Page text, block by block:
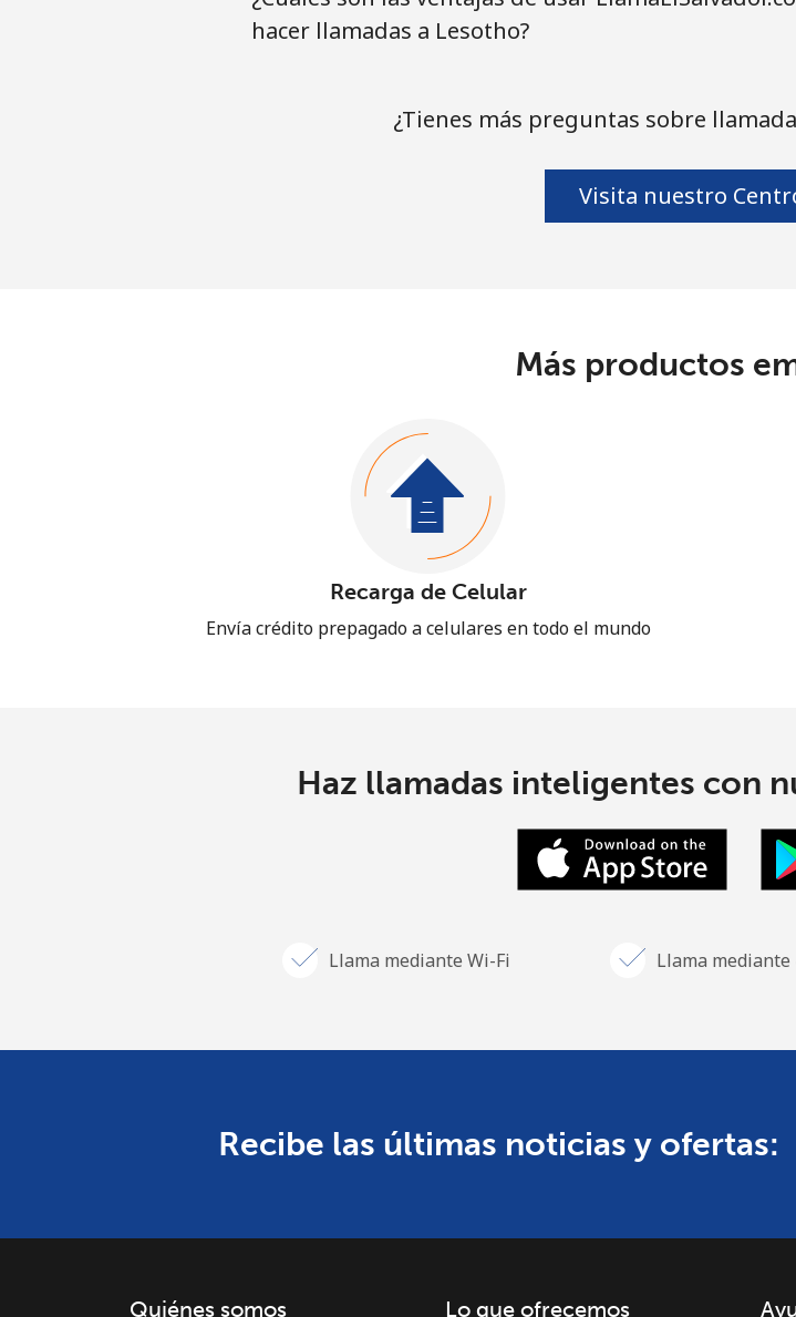
hacer llamadas a Lesotho?
¿Tienes más preguntas sobre
Visita nuestro
Más productos
Recarga de Celular
Envía crédito prepagado a celulares en todo el mundo
Haz llamadas inteligentes con
Llama mediante Wi-Fi Llama mediante
Recibe las últimas noticias y ofertas:
Quiénes somos Lo que ofrecemos